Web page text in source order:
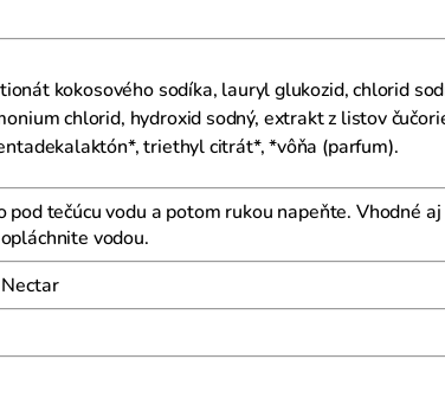
kokosového sodíka, lauryl glukozid, chlorid
chlorid, hydroxid sodný, extrakt z listov
triethyl citrát*, *vôňa (parfum).
tečúcu vodu a potom rukou napeňte. Vhodné
vodou.